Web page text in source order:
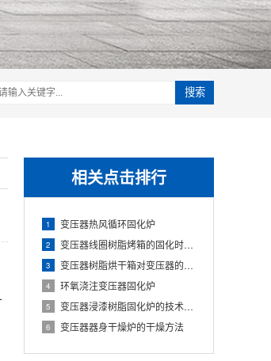
搜索
相关点击排行
1 变压器热风循环固化炉
2 变压器线圈树脂烤箱的固化时间与温度的影响
3 变压器树脂烘干箱对变压器的固化处理方法
4 环氧浇注变压器固化炉
5 变压器浸漆树脂固化炉的技术方案
6 变压器器身干燥炉的干燥方法